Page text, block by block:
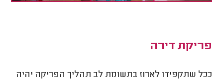
פריקת דירה
ככל שתקפידו לארוז בתשומת לב תהליך הפריקה יהיה